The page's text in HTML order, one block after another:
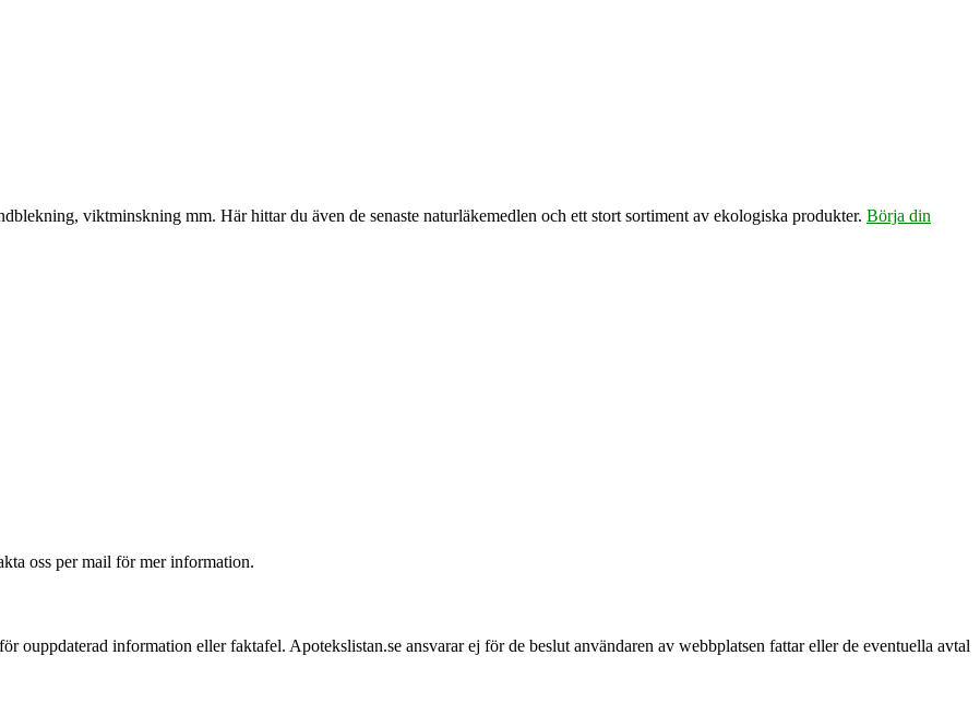
viktminskning mm. Här hittar du även de senaste naturläkemedlen och ett stort sortiment av ekologiska produkter. Börja din
oss per mail för mer information.
ouppdaterad information eller faktafel. Apotekslistan.se ansvarar ej för de beslut användaren av webbplatsen fattar eller de eventuella avtal